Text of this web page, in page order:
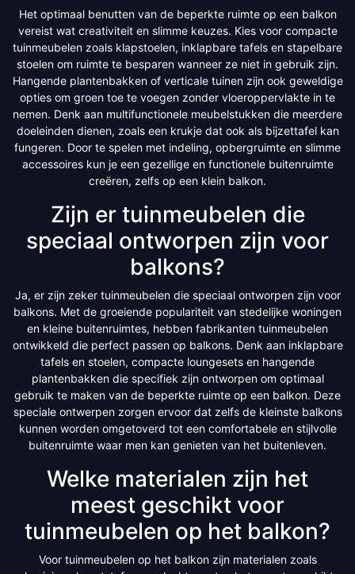
Het optimaal benutten van de beperkte ruimte op een balkon
vereist wat creativiteit en slimme keuzes. Kies voor compacte
tuinmeubelen zoals klapstoelen, inklapbare tafels en stapelbare
stoelen om ruimte te besparen wanneer ze niet in gebruik zijn.
Hangende plantenbakken of verticale tuinen zijn ook geweldige
opties om groen toe te voegen zonder vloeroppervlakte in te
nemen. Denk aan multifunctionele meubelstukken die meerdere
doeleinden dienen, zoals een krukje dat ook als bijzettafel kan
fungeren. Door te spelen met indeling, opbergruimte en slimme
accessoires kun je een gezellige en functionele buitenruimte
creëren, zelfs op een klein balkon.
Zijn er tuinmeubelen die
speciaal ontworpen zijn voor
balkons?
Ja, er zijn zeker tuinmeubelen die speciaal ontworpen zijn voor
balkons. Met de groeiende populariteit van stedelijke woningen
en kleine buitenruimtes, hebben fabrikanten tuinmeubelen
ontwikkeld die perfect passen op balkons. Denk aan inklapbare
tafels en stoelen, compacte loungesets en hangende
plantenbakken die specifiek zijn ontworpen om optimaal
gebruik te maken van de beperkte ruimte op een balkon. Deze
speciale ontwerpen zorgen ervoor dat zelfs de kleinste balkons
kunnen worden omgetoverd tot een comfortabele en stijlvolle
buitenruimte waar men kan genieten van het buitenleven.
Welke materialen zijn het
meest geschikt voor
tuinmeubelen op het balkon?
Voor tuinmeubelen op het balkon zijn materialen zoals